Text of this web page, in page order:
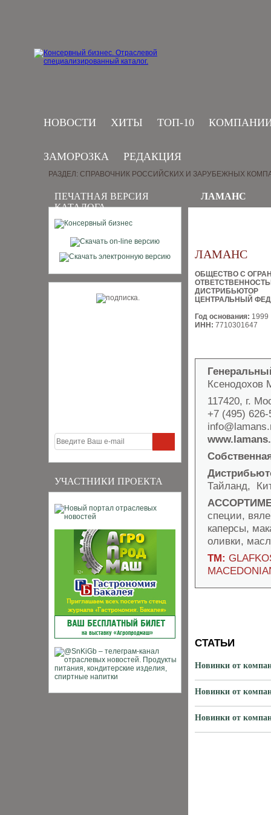
НОВОСТИ ХИТЫ ТОП-10
ЗАМОРОЗКА РЕДАКЦИЯ
ПЕЧАТНАЯ ВЕРСИЯ
КАТАЛОГА
УЧАСТНИКИ ПРОЕКТА
РАЗДЕЛ: СПРАВОЧНИК РОССИЙСКИХ И ЗАРУБЕЖНЫХ
ЛАМАНС
ЛАМАНС
ОБЩЕСТВО С
ДИСТРИБЬЮТОР
ЦЕНТРАЛЬНЫЙ
Год основания: 1999
ИНН: 7710301647
Ксенодохов
117420, г.
+7 (495)
Тайланд,
специи,
каперсы,
оливки,
ТМ:
СТАТЬИ
Новинки от
Новинки от
Новинки от